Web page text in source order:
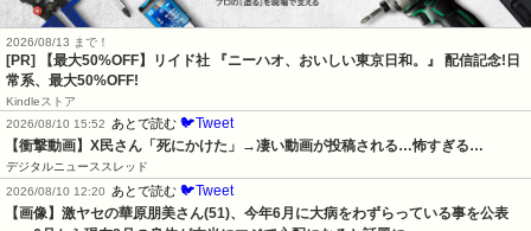
2026/08/13 まで！
[PR] 【最大50%OFF】リイド社 『ニーハオ、おいしい東京日和。』 配信記念!日
常系、最大50%OFF!
Kindleストア
2026/08/10 15:52
あとで読む 🐦Tweet
【衝撃動画】X民さん「死にかけた」→凄い動画が投稿される…怖すぎる…
デジタルニューススレッド
2026/08/10 12:20
あとで読む 🐦Tweet
【画像】激ヤセの華原朋美さん(51)、今年6月に大病をわずらっている事を公表